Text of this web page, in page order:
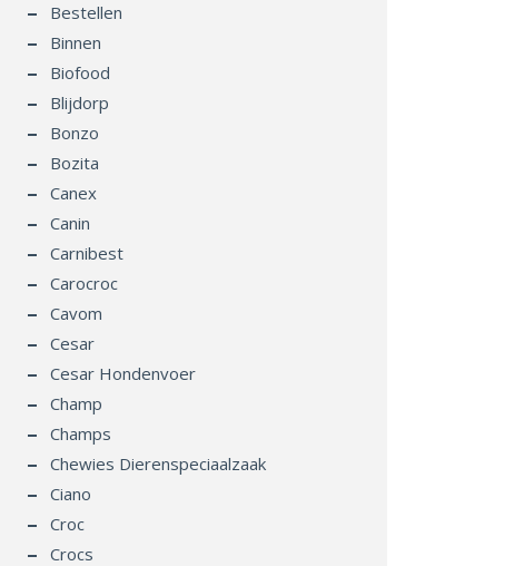
Bestellen
Binnen
Biofood
Blijdorp
Bonzo
Bozita
Canex
Canin
Carnibest
Carocroc
Cavom
Cesar
Cesar Hondenvoer
Champ
Champs
Chewies Dierenspeciaalzaak
Ciano
Croc
Crocs